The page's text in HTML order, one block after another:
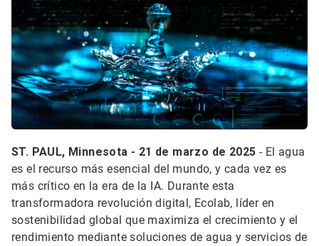
ST. PAUL, Minnesota - 21 de marzo de 2025 - El agua
es el recurso más esencial del mundo, y cada vez es
más crítico en la era de la IA. Durante esta
transformadora revolución digital, Ecolab, líder en
sostenibilidad global que maximiza el crecimiento y el
rendimiento mediante soluciones de agua y servicios de